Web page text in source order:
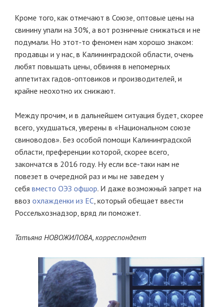
Кроме того, как отмечают в Союзе, оптовые цены на
свинину упали на 30%, а вот розничные снижаться и не
подумали. Но этот-то феномен нам хорошо знаком:
продавцы и у нас, в Калининградской области, очень
любят повышать цены, обвиняя в непомерных
аппетитах гадов-оптовиков и производителей, и
крайне неохотно их снижают.
Между прочим, и в дальнейшем ситуация будет, скорее
всего, ухудшаться, уверены в «Национальном союзе
свиноводов». Без особой помощи Калининградской
области, преференции которой, скорее всего,
закончатся в 2016 году. Ну если все-таки нам не
повезет в очередной раз и мы не заведем у
себя вместо ОЭЗ офшор. И даже возможный запрет на
ввоз охлажденки из ЕС, который обещает ввести
Россельхознадзор, вряд ли поможет.
Татьяна НОВОЖИЛОВА, корреспондент